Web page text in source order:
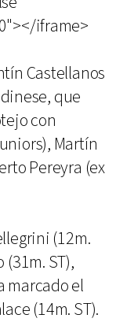
iframe>
Castellanos
que
con
Martín
Pereyra (ex
(12m.
ST),
marcado el
(14m. ST).